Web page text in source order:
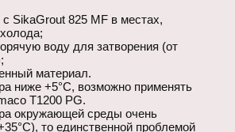
SikaGrout 825 MF в местах,
воду для затворения (от
материал.
ниже +5°С, возможно применять
T1200 PG.
окружающей среды очень
то единственной проблемой